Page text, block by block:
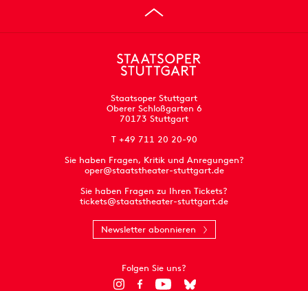
Staatsoper Stuttgart
Oberer Schloßgarten 6
70173 Stuttgart
T +49 711 20 20-90
Sie haben Fragen, Kritik und Anregungen?
oper@staatstheater-stuttgart.de
Sie haben Fragen zu Ihren Tickets?
tickets@staatstheater-stuttgart.de
Newsletter abonnieren
Folgen Sie uns?